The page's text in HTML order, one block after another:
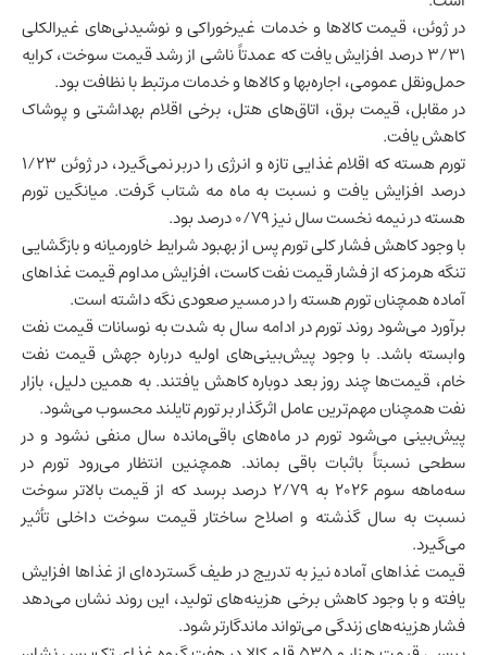
در ژوئن، قیمت کالاها و خدمات غیرخوراکی و نوشیدنی‌های غیرالکلی
۳/۳۱ درصد افزایش یافت که عمدتاً ناشی از رشد قیمت سوخت، کرایه
حمل‌ونقل عمومی، اجاره‌بها و کالاها و خدمات مرتبط با نظافت بود.
در مقابل، قیمت برق، اتاق‌های هتل، برخی اقلام بهداشتی و پوشاک
کاهش یافت.
تورم هسته که اقلام غذایی تازه و انرژی را دربر نمی‌گیرد، در ژوئن ۱/۲۳
درصد افزایش یافت و نسبت به ماه مه شتاب گرفت. میانگین تورم
هسته در نیمه نخست سال نیز ۰/۷۹ درصد بود.
با وجود کاهش فشار کلی تورم پس از بهبود شرایط خاورمیانه و بازگشایی
تنگه هرمز که از فشار قیمت نفت کاست، افزایش مداوم قیمت غذاهای
آماده همچنان تورم هسته را در مسیر صعودی نگه داشته است.
برآورد می‌شود روند تورم در ادامه سال به شدت به نوسانات قیمت نفت
وابسته باشد. با وجود پیش‌بینی‌های اولیه درباره جهش قیمت نفت
خام، قیمت‌ها چند روز بعد دوباره کاهش یافتند. به همین دلیل، بازار
نفت همچنان مهم‌ترین عامل اثرگذار بر تورم تایلند محسوب می‌شود.
پیش‌بینی می‌شود تورم در ماه‌های باقی‌مانده سال منفی نشود و در
سطحی نسبتاً باثبات باقی بماند. همچنین انتظار می‌رود تورم در
سه‌ماهه سوم ۲۰۲۶ به ۲/۷۹ درصد برسد که از قیمت بالاتر سوخت
نسبت به سال گذشته و اصلاح ساختار قیمت سوخت داخلی تأثیر
می‌گیرد.
قیمت غذاهای آماده نیز به تدریج در طیف گسترده‌ای از غذاها افزایش
یافته و با وجود کاهش برخی هزینه‌های تولید، این روند نشان می‌دهد
فشار هزینه‌های زندگی می‌تواند ماندگارتر شود.